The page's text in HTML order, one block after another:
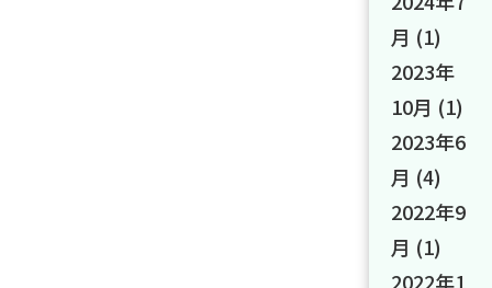
月 (1)
2023年
10月 (1)
2023年6
月 (4)
2022年9
月 (1)
2022年1